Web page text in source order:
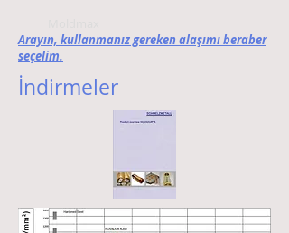
Arayın, kullanmanız gereken alaşımı beraber
seçelim.
İndirmeler